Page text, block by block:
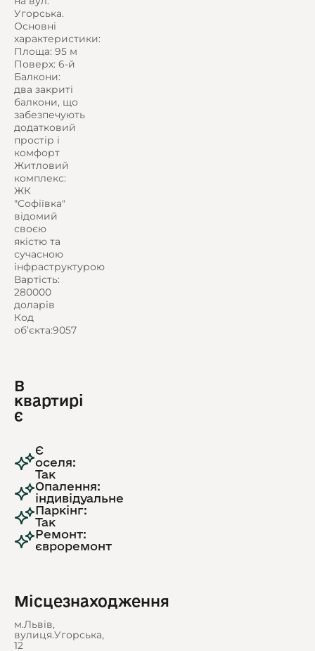
Угорська.
Основні
характеристики:
Площа: 95 м
Поверх: 6-й
Балкони:
два закриті
балкони, що
забезпечують
додатковий
простір і
комфорт
Житловий
комплекс:
ЖК
"Софіївка"
відомий
своєю
якістю та
сучасною
інфраструктурою
Вартість:
280000
доларів
Код
об’єкта:9057
В
квартирі
є
Є
оселя:
Так
Опалення:
індивідуальне
Паркінг:
Так
Ремонт:
євроремонт
Місцезнаходження
м.Львів,
вулиця.Угорська,
12